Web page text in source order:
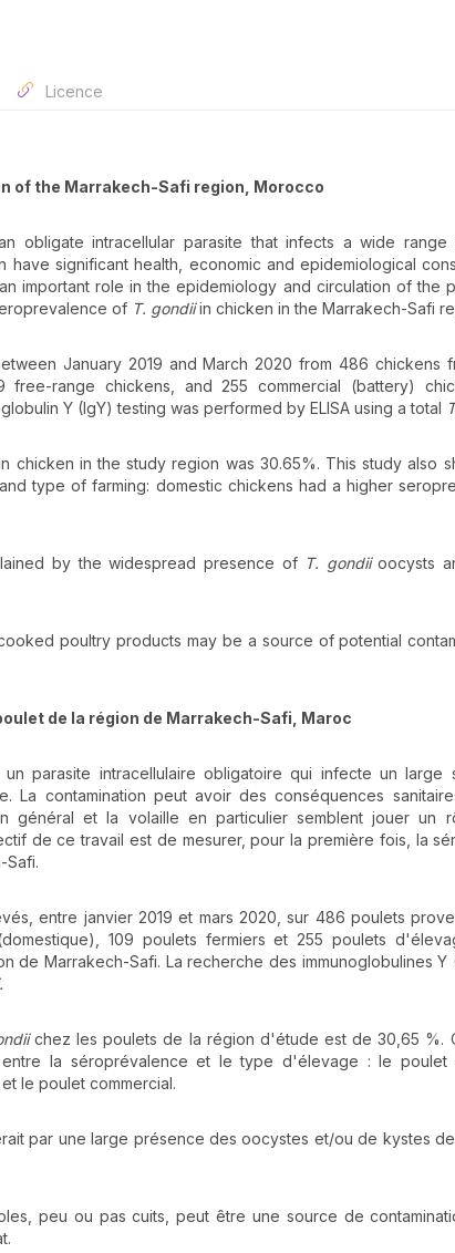
Licence
of the Marrakech-Safi region, Morocco
obligate intracellular parasite that infects a wide range
have significant health, economic and epidemiological
important role in the epidemiology and circulation of the
of T. gondiiin chicken in the Marrakech-Safi
January 2019 and March 2020 from 486 chickens
free-range chickens, and 255 commercial (battery)
Y (IgY) testing was performed by ELISA using a total
chicken in the study region was 30.65%. This study also
type of farming: domestic chickens had a higher
by the widespread presence of T. gondiioocysts
poultry products may be a source of potential
de la région de Marrakech-Safi, Maroc
parasite intracellulaire obligatoire qui infecte un large
La contamination peut avoir des conséquences
général et la volaille en particulier semblent jouer un
de ce travail est de mesurer, pour la première fois, la
Safi.
entre janvier 2019 et mars 2020, sur 486 poulets
109 poulets fermiers et 255 poulets
de Marrakech-Safi. La recherche des immunoglobulines Y
chez les poulets de la région d'étude est de 30,65 %.
entre la séroprévalence et le type d'élevage : le poulet
le poulet commercial.
par une large présence des oocystes et/ou de kystes de
peu ou pas cuits, peut être une source de